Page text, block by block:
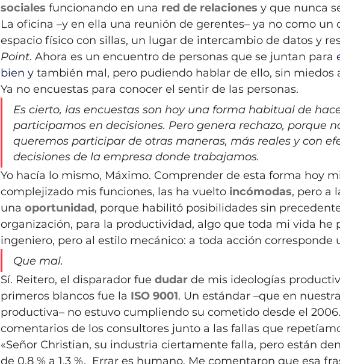
sociales funcionando en una red de relaciones y que nunca
La oficina –y en ella una reunión de gerentes– ya no como un
espacio físico con sillas, un lugar de intercambio de datos y
Point. Ahora es un encuentro de personas que se juntan para
bien y también mal, pero pudiendo hablar de ello, sin miedos
Ya no encuestas para conocer el sentir de las personas.
Es cierto, las encuestas son hoy una forma habitual de
participamos en decisiones. Pero genera rechazo, porque
queremos participar de otras maneras, más reales y con
decisiones de la empresa donde trabajamos.
Yo hacía lo mismo, Máximo. Comprender de esta forma hoy
complejizado mis funciones, las ha vuelto incómodas, pero a
una oportunidad, porque habilitó posibilidades sin
organización, para la productividad, algo que toda mi vida he
ingeniero, pero al estilo mecánico: a toda acción corresponde
Que mal.
Sí. Reitero, el disparador fue dudar de mis ideologías
primeros blancos fue la ISO 9001. Un estándar –que en
productiva– no estuvo cumpliendo su cometido desde el
comentarios de los consultores junto a las fallas que
«Señor Christian, su industria ciertamente falla, pero están
de 0.8 % a 1,3 %.  Errar es humano. Me comentaron que esa